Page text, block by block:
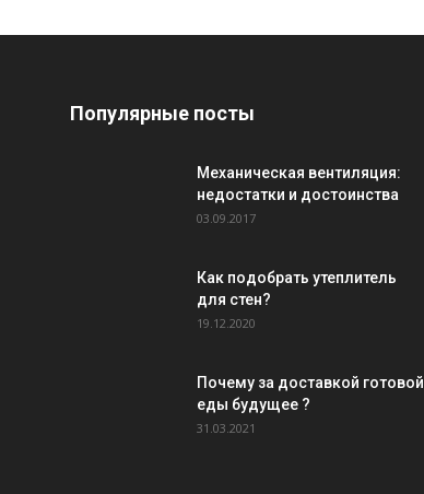
Популярные посты
Механическая вентиляция:
недостатки и достоинства
03.09.2017
Как подобрать утеплитель
для стен?
19.12.2020
Почему за доставкой готовой
еды будущее ?
31.03.2021